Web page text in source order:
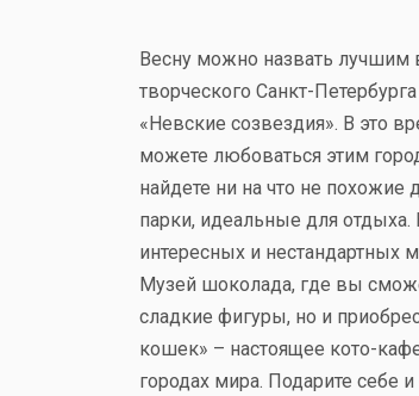
Весну можно назвать лучшим
творческого Санкт-
«Невские созвездия». В это
можете любоваться этим
найдете ни на что не
парки, идеальные для
интересных и нестандартных
Музей шоколада, где вы
сладкие фигуры, но и
кошек» – настоящее кото-
городах мира. Подарите себе